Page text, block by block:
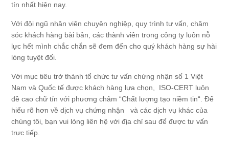
tín nhất hiện nay.
Với đội ngũ nhân viên chuyên nghiệp, quy trình tư vấn, chăm
sóc khách hàng bài bản, các thành viên trong công ty luôn nỗ
lực hết mình chắc chắn sẽ đem đến cho quý khách hàng sự hài
lòng tuyệt đối.
Với mục tiêu trở thành tổ chức tư vấn chứng nhận số 1 Việt
Nam và Quốc tế được khách hàng lựa chọn, ISO-CERT luôn
đề cao chữ tín với phương châm “Chất lượng tạo niềm tin“. Để
hiểu rõ hơn về dịch vụ chứng nhận và các dịch vụ khác của
chúng tôi, bạn vui lòng liên hệ với địa chỉ sau để được tư vấn
trực tiếp.